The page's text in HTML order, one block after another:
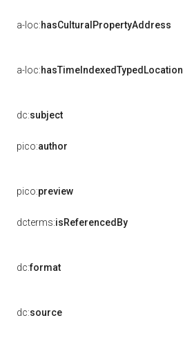
a-loc:hasCulturalPropertyAddress
a-loc:hasTimeIndexedTypedLocation
dc:subject
pico:author
pico:preview
dcterms:isReferencedBy
dc:format
dc:source